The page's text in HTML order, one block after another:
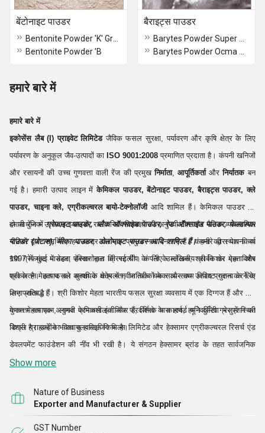
बेंटोनाइट पाउडर
Bentonite Powder 'B
बैराइट्स पाउडर
हमारे बारे में
हमारे बारे में
इकोसेंस लैब (I) प्राइवेट लिमिटेडजैविक फसल सुरक्षा, पर्यावरण और कृषि क्षेत्र के लिए
पर्यावरण के अनुकूल जैव-उत्पादों का ISO 9001:2008 प्रमाणित प्रदाता है। कंपनी खनिजों
और रसायनों की उच्च गुणवत्ता वाली रेंज की प्रमुखनिर्माता, आपूर्तिकर्ताऔरनिर्यातकबन
गई है। हमारी उत्पाद लाइन मेंकेमिकल पाउडर, बेंटोनाइट पाउडर, बैराइट्स पाउडर, क्ले
पाउडर, चाइना क्ले, एग्रीकल्चरल बायो-टेक्नोलॉजीआदि शामिल हैं। केमिकल पाउडर की
हमारी रेंज मेंग्रेफाइट पाउडर, ब्लैक ऑक्साइड पाउडर, रेड ऑक्साइड पाउडर, फेल्डस्पार
पाउडर (पोटाश), मीका पाउडर, डोलोमाइट पाउडर आदि शामिल हैं।हमारे द्वारा पेश किया
गया ग्रेफाइट पाउडर, हेक्सागोनल क्रिस्टलीय के लिए उल्लेखनीय कार्बन का एक विशेष
प्रकार है। उत्पाद को अत्यधिक कोमलता, धात्विक चमक और कम विशिष्ट गुरुत्व के लिए
जाना जाता है।
दो आधुनिक उत्पादन इकाइयों, रासायनिक विशेषज्ञों की अनुभवी टीम और नैतिक व्यावसायिक
नीतियों द्वारा समर्थित, हम बाजार का एक प्रमुख नाम बन गए हैं। कंपनी की स्थापना वर्ष
1997 में मुंबई में मेहता परिवार द्वारा की गई थी। कंपनी के मालिक, श्री किशोर मेहता और
श्री केतन मेहता फसल सुरक्षा के क्षेत्र में नवीन तरीकों के साथ-साथ उत्पाद प्रदान करने के
लिए प्रतिबद्ध हैं। श्री किशोर मेहता भारतीय फसल सुरक्षा व्यवसाय में एक दिग्गज हैं और श्री
केतन मेहता एक अनुभवी केमिकल इंजीनियर हैं, जिनके पास हार्वर्ड यूनिवर्सिटी ग्रेजुएशन की
डिग्री है। उन्होंने भारत पुलवराइजिंग मिल्स लिमिटेड और हेक्सामर एग्रीकल्चरल रिसर्च एंड
डेवलपमेंट फाउंडेशन की नींव भी रखी है। ये संगठन हेक्सामर ब्रांड के तहत सार्वजनिक
स्वास्थ्य उत्पादों के साथ-साथ फसल सुरक्षा के आविष्कार और विपणन में समर्पित हैं।
गुणवत्ता समाधान, लागत प्रभावशीलता और पारदर्शिता के कारण, हमने दुनिया भर में स्थित
विशाल ग्राहकों का विश्वास हासिल किया है।
Show more
Nature of Business
Exporter and Manufacturer & Supplier
GST Number